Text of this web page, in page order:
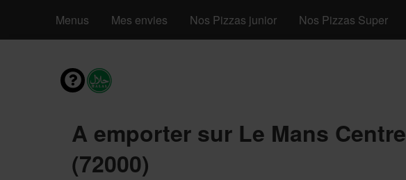
Menus Mes envies Nos Pizzas junior Nos Pizzas Super
A emporter sur Le Mans Centre
(72000)